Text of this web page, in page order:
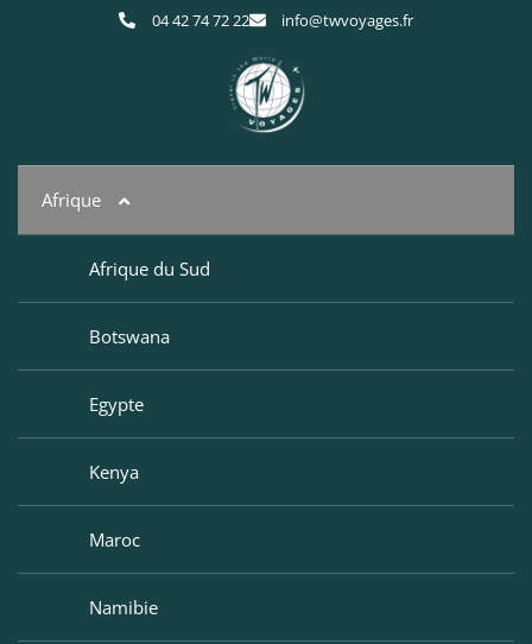
04 42 74 72 22 info@twvoyages.fr
Afrique
Afrique du Sud
Botswana
Egypte
Kenya
Maroc
Namibie